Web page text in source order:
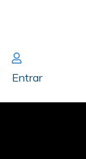
Entrar